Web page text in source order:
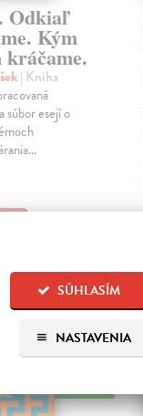
SÚHLASÍM
NASTAVENIA
Odkiaľ
Kým
kráčame.
| Kniha
súbor esejí o